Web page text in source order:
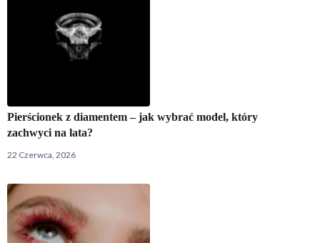
Pierścionek z diamentem – jak wybrać model, który
zachwyci na lata?
22 Czerwca, 2026